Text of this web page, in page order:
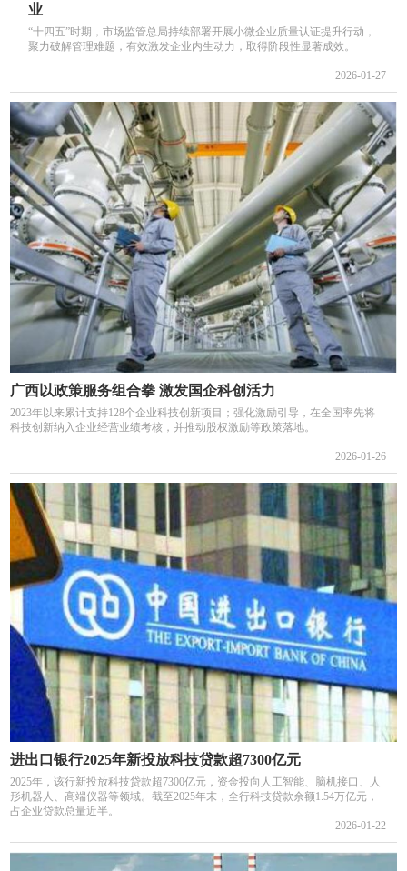
业
“十四五”时期，市场监管总局持续部署开展小微企业质量认证提升行动，
聚力破解管理难题，有效激发企业内生动力，取得阶段性显著成效。
2026-01-27
广西以政策服务组合拳 激发国企科创活力
2023年以来累计支持128个企业科技创新项目；强化激励引导，在全国率先将
科技创新纳入企业经营业绩考核，并推动股权激励等政策落地。
2026-01-26
进出口银行2025年新投放科技贷款超7300亿元
2025年，该行新投放科技贷款超7300亿元，资金投向人工智能、脑机接口、人
形机器人、高端仪器等领域。截至2025年末，全行科技贷款余额1.54万亿元，
占企业贷款总量近半。
2026-01-22